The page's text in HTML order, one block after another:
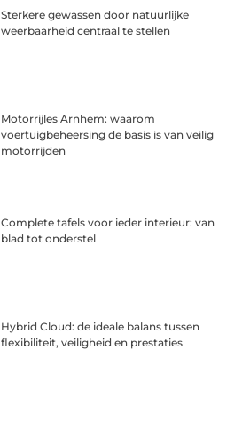
Sterkere gewassen door natuurlijke
weerbaarheid centraal te stellen
Motorrijles Arnhem: waarom
voertuigbeheersing de basis is van veilig
motorrijden
Complete tafels voor ieder interieur: van
blad tot onderstel
Hybrid Cloud: de ideale balans tussen
flexibiliteit, veiligheid en prestaties